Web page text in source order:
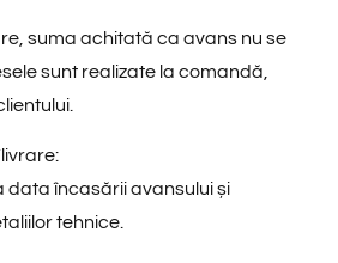
suma achitată ca avans nu se
sunt realizate la comandă,
data încasării avansului și
tehnice.